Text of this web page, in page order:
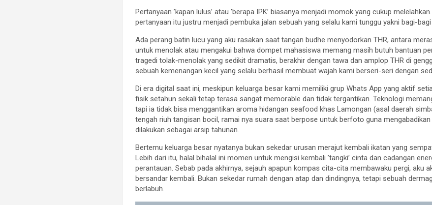
Pertanyaan ’kapan lulus’ atau ’berapa IPK’ biasanya menjadi momok yang cukup
pertanyaan itu justru menjadi pembuka jalan sebuah yang selalu kami tunggu yakni bagi-
Ada perang batin lucu yang aku rasakan saat tangan budhe menyodorkan THR, antara
untuk menolak atau mengakui bahwa dompet mahasiswa memang masih butuh bantuan
tragedi tolak-menolak yang sedikit dramatis, berakhir dengan tawa dan amplop THR di
sebuah kemenangan kecil yang selalu berhasil membuat wajah kami berseri-seri dengan
Di era digital saat ini, meskipun keluarga besar kami memiliki grup Whats App yang aktif
fisik setahun sekali tetap terasa sangat memorable dan tidak tergantikan. Teknologi
tapi ia tidak bisa menggantikan aroma hidangan seafood khas Lamongan (asal daerah
tengah riuh tangisan bocil, ramai nya suara saat berpose untuk berfoto guna
dilakukan sebagai arsip tahunan.
Bertemu keluarga besar nyatanya bukan sekedar urusan merajut kembali ikatan yang
Lebih dari itu, halal bihalal ini momen untuk mengisi kembali ’tangki’ cinta dan cadangan
perantauan. Sebab pada akhirnya, sejauh apapun kompas cita-cita membawaku pergi, aku
bersandar kembali. Bukan sekedar rumah dengan atap dan dindingnya, tetapi sebuah
berlabuh.